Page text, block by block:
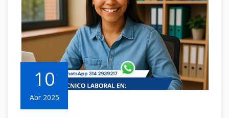
10
Abr 2025